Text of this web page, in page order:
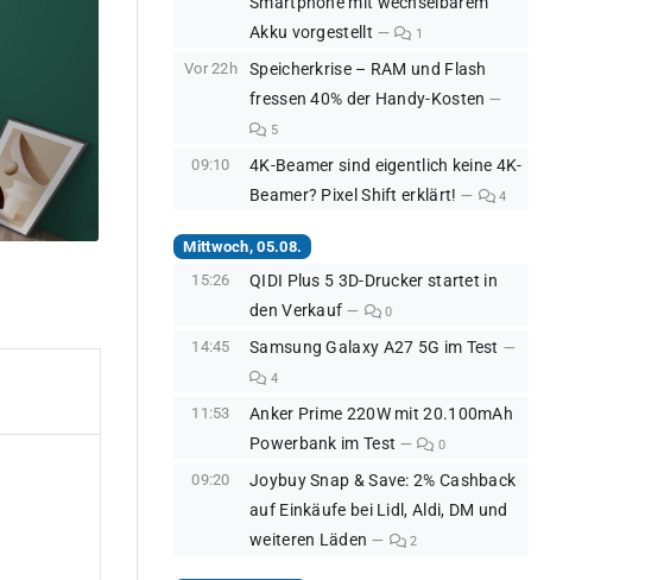
Akku vorgestellt
1
Vor 22h
Speicherkrise – RAM und Flash
fressen 40% der Handy-Kosten
5
09:10
4K-Beamer sind eigentlich keine 4K-
Beamer? Pixel Shift erklärt!
4
Mittwoch, 05.08.
15:26
QIDI Plus 5 3D-Drucker startet in
den Verkauf
0
14:45 Samsung Galaxy A27 5G im Test
4
11:53
Anker Prime 220W mit 20.100mAh
Powerbank im Test
0
09:20
Joybuy Snap & Save: 2% Cashback
auf Einkäufe bei Lidl, Aldi, DM und
weiteren Läden
2